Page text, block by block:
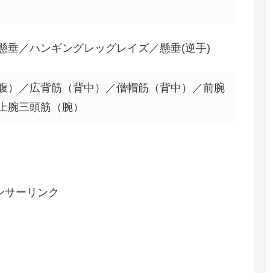
垂／ハンギングレッグレイズ／懸垂(逆手)
）／広背筋（背中）／僧帽筋（背中）／前腕
腕三頭筋（腕）
サーリンク